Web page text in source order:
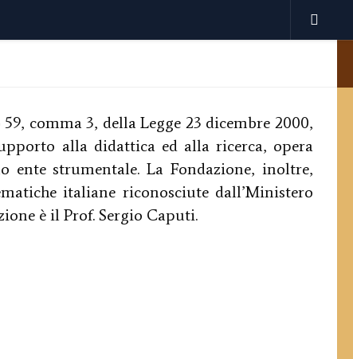
comma 3, della Legge 23 dicembre 2000,
alla didattica ed alla ricerca, opera
ente strumentale. La Fondazione, inoltre,
italiane riconosciute dall’Ministero
è il Prof. Sergio Caputi.